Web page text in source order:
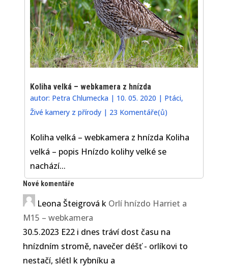
Koliha velká – webkamera z hnízda
autor: Petra Chlumecka | 10. 05. 2020 | Ptáci,
Živé kamery z přírody | 23 Komentáře(ů)
Koliha velká – webkamera z hnízda Koliha
velká – popis Hnízdo kolihy velké se
nachází...
Nové komentáře
Leona Šteigrová k Orlí hnízdo Harriet a
M15 – webkamera
30.5.2023 E22 i dnes tráví dost času na
hnízdním stromě, navečer déšť - orlíkovi to
nestačí, slétl k rybníku a